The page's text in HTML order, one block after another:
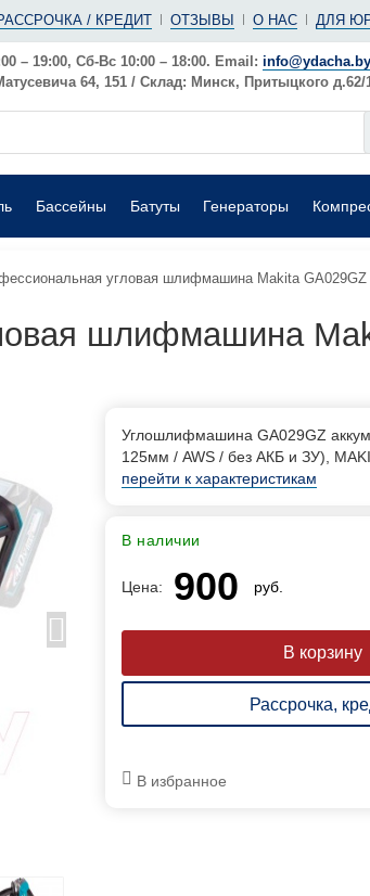
/ КРЕДИТ ОТЗЫВЫ О НАС ДЛЯ
– 19:00, Сб-Вс 10:00 – 18:00. Email: info@ydacha.by
64, 151 / Склад: Минск, Притыцкого д.62/
Мойки высокого давления
Бассейны Батуты Генераторы
(ушм)
угловая шлифмашина Makita GA029GZ
шлифмашина
Углошлифмашина GA029GZ
125мм / AWS / без АКБ и ЗУ),
перейти к характеристикам
В наличии
Цена: 900 руб.
Рассрочка,
В избранное